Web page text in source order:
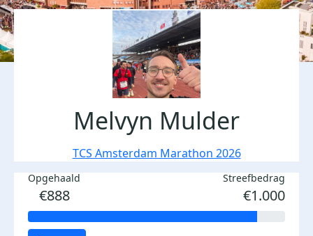
Melvyn Mulder
TCS Amsterdam Marathon 2026
Opgehaald
€888
Streefbedrag
€1.000